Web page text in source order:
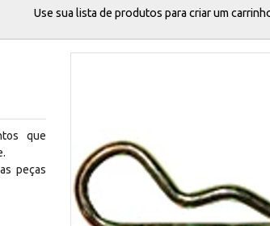
Use sua lista de produtos para criar um
que
peças